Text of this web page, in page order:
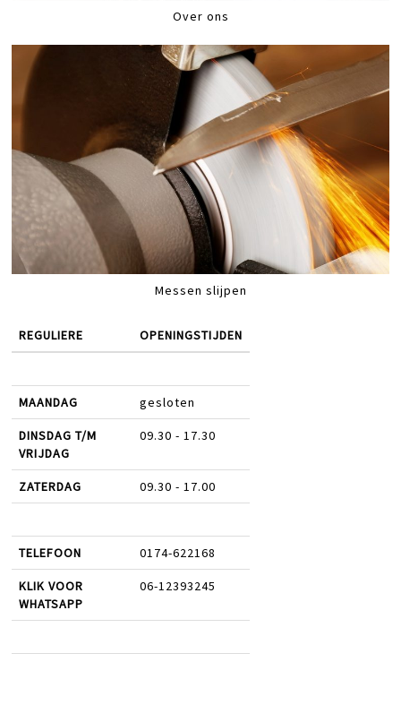
Over ons
Messen slijpen
REGULIERE OPENINGSTIJDEN
MAANDAG gesloten
DINSDAG T/M
VRIJDAG
09.30 - 17.30
ZATERDAG 09.30 - 17.00
TELEFOON 0174-622168
KLIK VOOR
WHATSAPP
06-12393245